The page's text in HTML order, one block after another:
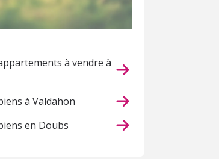
à vendre à
à Valdahon
en Doubs